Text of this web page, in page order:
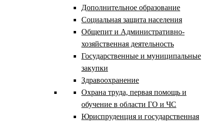
Дополнительное образование
Социальная защита населения
Общепит и Административно-
хозяйственная деятельность
Государственные и муниципальные
закупки
Здравоохранение
Охрана труда, первая помощь и
обучение в области ГО и ЧС
Юриспруденция и государственная